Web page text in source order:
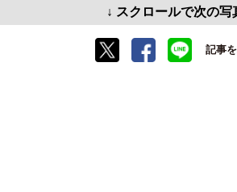
↓ スクロールで次の写
記事